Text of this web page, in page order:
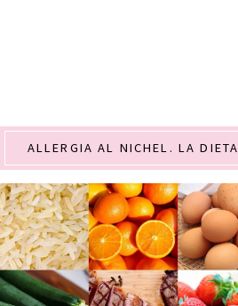
ALLERGIA AL NICHEL. LA DIETA